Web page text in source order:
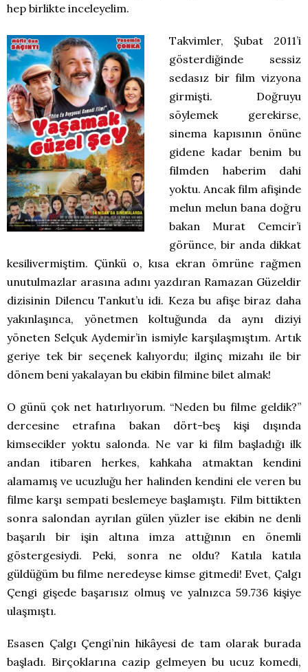
hep birlikte inceleyelim.
Takvimler, Şubat 2011’i
gösterdiğinde sessiz
sedasız bir film vizyona
girmişti. Doğruyu
söylemek gerekirse,
sinema kapısının önüne
gidene kadar benim bu
filmden haberim dahi
yoktu. Ancak film afişinde
melun melun bana doğru
bakan Murat Cemcir’i
görünce, bir anda dikkat
kesilivermiştim. Çünkü o, kısa ekran ömrüne rağmen
unutulmazlar arasına adını yazdıran Ramazan Güzeldir
dizisinin Dilencu Tankut’u idi. Keza bu afişe biraz daha
yakınlaşınca, yönetmen koltuğunda da aynı diziyi
yöneten Selçuk Aydemir’in ismiyle karşılaşmıştım. Artık
geriye tek bir seçenek kalıyordu; ilginç mizahı ile bir
dönem beni yakalayan bu ekibin filmine bilet almak!
O günü çok net hatırlıyorum. “Neden bu filme geldik?”
dercesine etrafına bakan dört-beş kişi dışında
kimsecikler yoktu salonda. Ne var ki film başladığı ilk
andan itibaren herkes, kahkaha atmaktan kendini
alamamış ve ucuzluğu her halinden kendini ele veren bu
filme karşı sempati beslemeye başlamıştı. Film bittikten
sonra salondan ayrılan gülen yüzler ise ekibin ne denli
başarılı bir işin altına imza attığının en önemli
göstergesiydi. Peki, sonra ne oldu? Katıla katıla
güldüğüm bu filme neredeyse kimse gitmedi! Evet, Çalgı
Çengi gişede başarısız olmuş ve yalnızca 59.736 kişiye
ulaşmıştı.
Esasen Çalgı Çengi’nin hikâyesi de tam olarak burada
başladı. Birçoklarına cazip gelmeyen bu ucuz komedi,